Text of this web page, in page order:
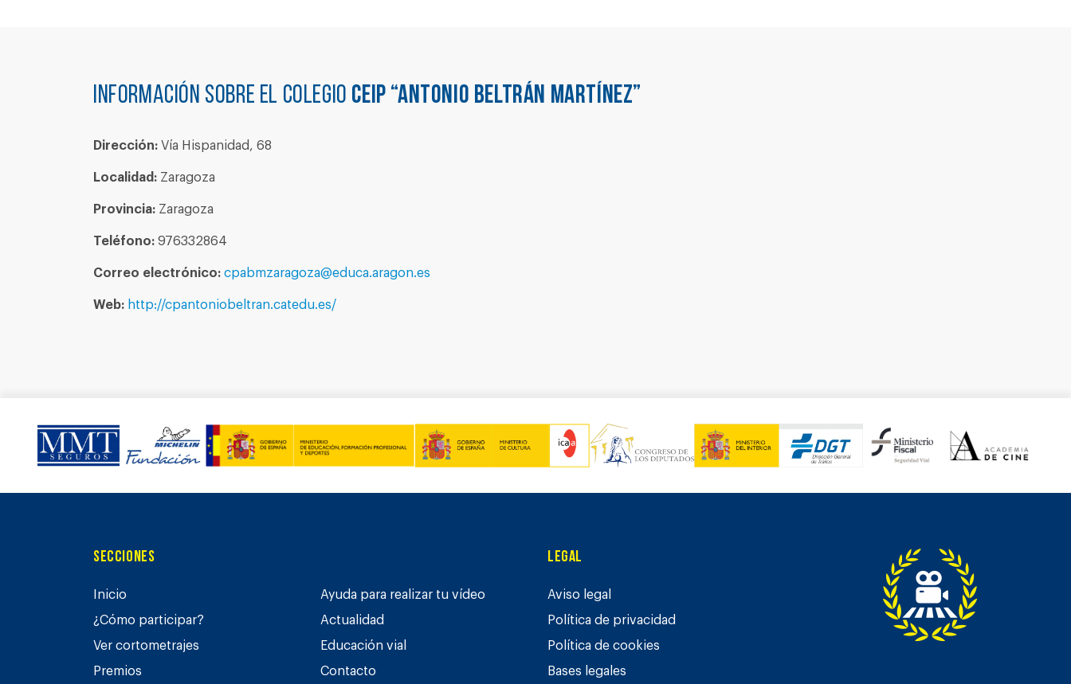
Información sobre el colegio CEIP “ANTONIO BELTRÁN MARTÍNEZ”
Dirección: Vía Hispanidad, 68
Localidad: Zaragoza
Provincia: Zaragoza
Teléfono: 976332864
Correo electrónico: cpabmzaragoza@educa.aragon.es
Web: http://cpantoniobeltran.catedu.es/
Secciones
Inicio
¿Cómo participar?
Ver cortometrajes
Premios
Ayuda para realizar tu vídeo
Actualidad
Educación vial
Contacto
Legal
Aviso legal
Política de privacidad
Política de cookies
Bases legales